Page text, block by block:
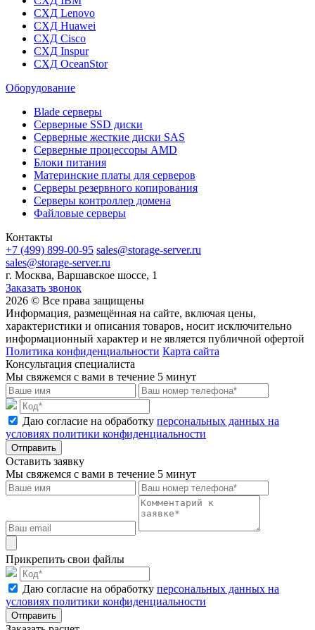
СХД Lenovo
СХД Huawei
СХД Cisco
СХД Inspur
СХД OceanStor
Оборудование
Blade серверы
Серверные SSD диски
Cерверные жесткие диски SAS
Серверные процессоры AMD
Блоки питания
Материнские платы для серверов
Серверы резервного копирования
Серверы контроллер домена
Файловые серверы
Контакты
+7 (499) 899-00-95 sales@storage-server.ru
sales@storage-server.ru
г. Москва, Варшавское шоссе, 1
Заказать звонок
2026 © Все права защищены
Информация, размещённая на сайте, включая цены,
характеристики и описания товаров, носит исключительно
информационный характер и не является публичной офертой
Политика конфиденциальности Карта сайта
Консультация специалиста
Мы свяжемся с вами в течение 5 минут
Даю согласие на обработку персональных данных на
условиях политики конфиденциальности
Отправить
Оставить заявку
Мы свяжемся с вами в течение 5 минут
Прикрепить свои файлы
Даю согласие на обработку персональных данных на
условиях политики конфиденциальности
Отправить